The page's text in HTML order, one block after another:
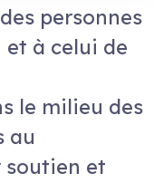
personnes
à celui de
le milieu des
au
soutien et